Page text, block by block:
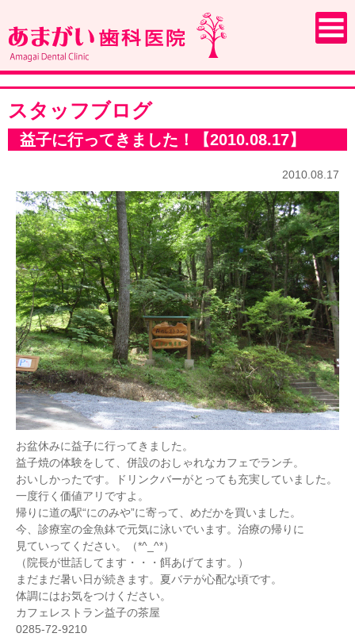
スタッフブログ
益子に行ってきました！【2010.08.17】
2010.08.17
お盆休みに益子に行ってきました。
益子焼の体験をして、併設のおしゃれなカフェでランチ。
おいしかったです。ドリンクバーがとっても充実していました。
一度行く価値アリですよ。
帰りに道の駅“にのみや”に寄って、めだかを買いました。
今、診療室の金魚鉢で元気に泳いでいます。治療の帰りに
見ていってください。（*^_^*）
（院長が世話してます・・・餌あげてます。）
まだまだ暑い日が続きます。夏バテが心配な頃です。
体調にはお気をつけください。
カフェレストラン益子の茶屋
0285-72-9210